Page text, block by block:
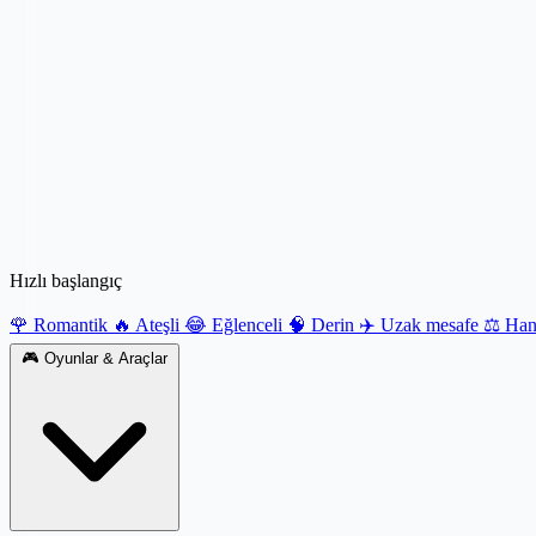
Hızlı başlangıç
🌹 Romantik 🔥 Ateşli 😂 Eğlenceli 🧠 Derin ✈️ Uzak mesafe ⚖️
🎮 Oyunlar & Araçlar